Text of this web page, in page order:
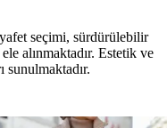
seçimi, sürdürülebilir
alınmaktadır. Estetik ve
sunulmaktadır.